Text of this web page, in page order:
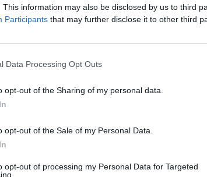
This information may also be disclosed by us to third
Participants that may further disclose it to other third
Data Processing Opt Outs
opt-out of the Sharing of my personal data.
opt-out of the Sale of my Personal Data.
opt-out of processing my Personal Data for Targeted
υπέρ της αναγνώρισης της Γενοκτονίας των
Τουρκίας.
από τη μεριά της Τουρκίας,
πρόεδρός του Κώστας Φραγγίδης.
φοιτητών & σπουδαστών που πραγματοποίησε η